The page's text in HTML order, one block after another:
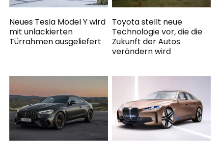
Neues Tesla Model Y wird
mit unlackierten
Türrahmen ausgeliefert
Toyota stellt neue
Technologie vor, die die
Zukunft der Autos
verändern wird